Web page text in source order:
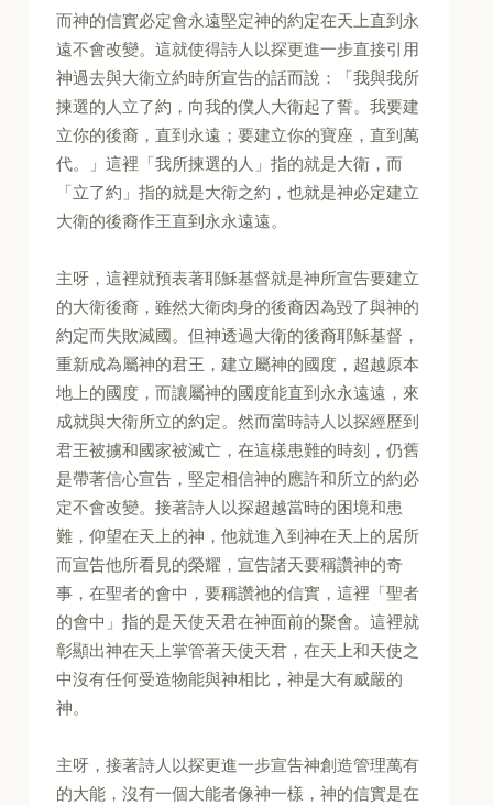
而神的信實必定會永遠堅定神的約定在天上直到永
遠不會改變。這就使得詩人以探更進一步直接引用
神過去與大衛立約時所宣告的話而說：「我與我所
揀選的人立了約，向我的僕人大衛起了誓。我要建
立你的後裔，直到永遠；要建立你的寶座，直到萬
代。」這裡「我所揀選的人」指的就是大衛，而
「立了約」指的就是大衛之約，也就是神必定建立
大衛的後裔作王直到永永遠遠。
主呀，這裡就預表著耶穌基督就是神所宣告要建立
的大衛後裔，雖然大衛肉身的後裔因為毀了與神的
約定而失敗滅國。但神透過大衛的後裔耶穌基督，
重新成為屬神的君王，建立屬神的國度，超越原本
地上的國度，而讓屬神的國度能直到永永遠遠，來
成就與大衛所立的約定。然而當時詩人以探經歷到
君王被擄和國家被滅亡，在這樣患難的時刻，仍舊
是帶著信心宣告，堅定相信神的應許和所立的約必
定不會改變。接著詩人以探超越當時的困境和患
難，仰望在天上的神，他就進入到神在天上的居所
而宣告他所看見的榮耀，宣告諸天要稱讚神的奇
事，在聖者的會中，要稱讚祂的信實，這裡「聖者
的會中」指的是天使天君在神面前的聚會。這裡就
彰顯出神在天上掌管著天使天君，在天上和天使之
中沒有任何受造物能與神相比，神是大有威嚴的
神。
主呀，接著詩人以探更進一步宣告神創造管理萬有
的大能，沒有一個大能者像神一樣，神的信實是在